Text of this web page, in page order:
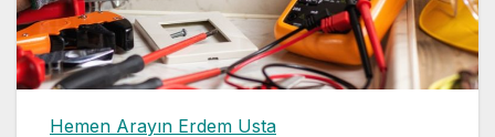
Hemen Arayın Erdem Usta